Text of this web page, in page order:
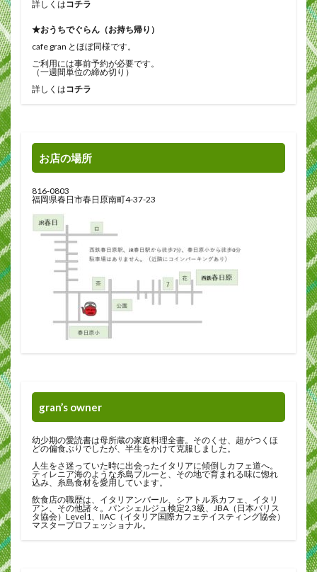
詳しくはコチラ
★おうちでぐらん（お持ち帰り）
cafe gran とほぼ同様です。
ご利用には事前予約が必要です。
（一週間単位の締め切り）
詳しくはコチラ
お店の場所
816-0803
福岡県春日市春日原南町4-37-23
gran’s owner
幼少期の愛読書は母所蔵の家庭料理全書。そのくせ、超がつくほ
どの偏食ぶりでしたが、半生をかけて克服しました。
人生をさ迷っていた時に出会ったイタリアに傾倒しカフェ道へ。
ティレニア海のような糸島ブルーと、その地で育まれる味に惚れ
込み、糸島食材を愛用しています。
飲食店の職歴は、イタリアンバール、シアトル系カフェ、イタリ
アン、その他諸々。パンシェルジュ検定2,3級、JBA（日本バリス
タ協会）Level1、IIAC（イタリア国際カフェテイスティング協会）
マスタープロフェッショナル。